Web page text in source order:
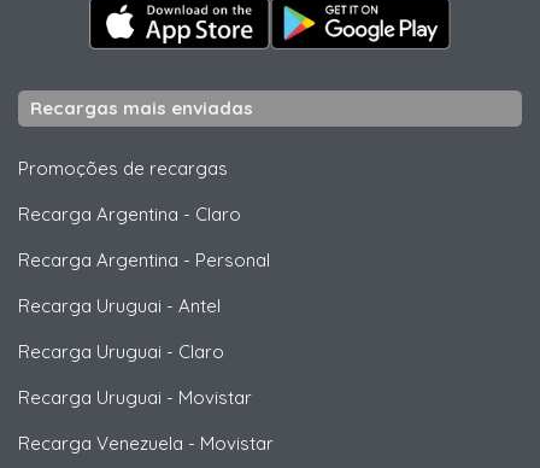
Recargas mais enviadas
Promoções de recargas
Recarga Argentina - Claro
Recarga Argentina - Personal
Recarga Uruguai - Antel
Recarga Uruguai - Claro
Recarga Uruguai - Movistar
Recarga Venezuela - Movistar